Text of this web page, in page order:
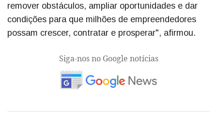
remover obstáculos, ampliar oportunidades e dar
condições para que milhões de empreendedores
possam crescer, contratar e prosperar", afirmou.
Siga-nos no Google notícias